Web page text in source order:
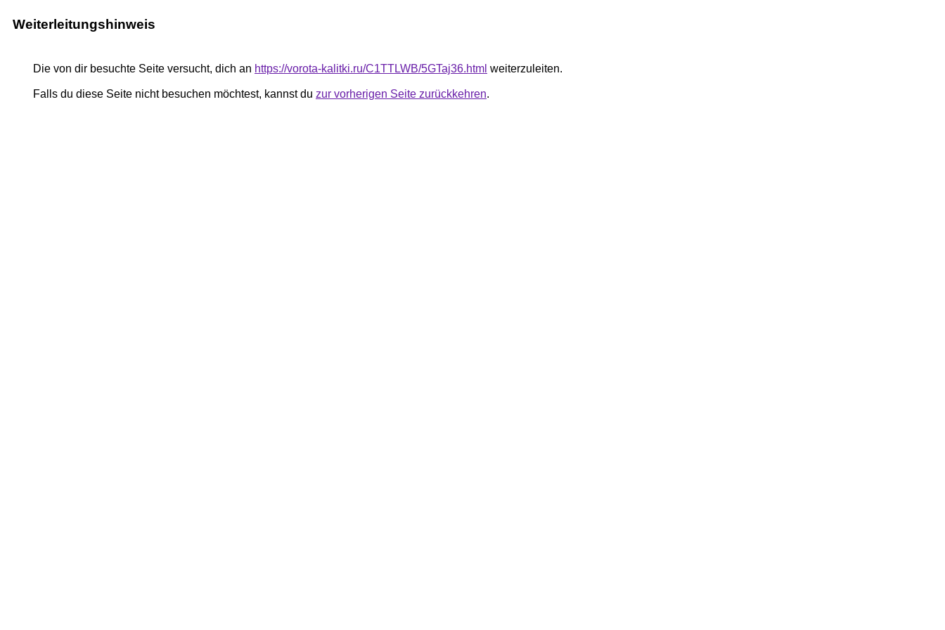
Weiterleitungshinweis
Die von dir besuchte Seite versucht, dich an https://vorota-kalitki.ru/C1TTLWB/5GTaj36.html weiterzuleiten.
Falls du diese Seite nicht besuchen möchtest, kannst du zur vorherigen Seite zurückkehren.